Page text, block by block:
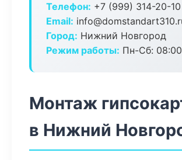
Телефон: +7 (999) 314-20-10
Email:
Город: Нижний Новгород
Режим работы: Пн-Сб:
Монтаж
в Нижний